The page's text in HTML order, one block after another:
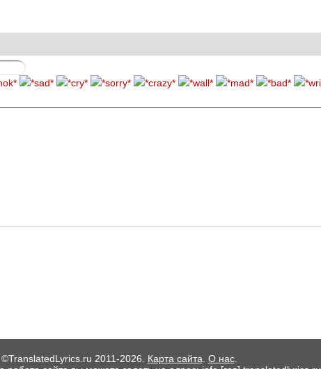
©TranslatedLyrics.ru 2011-2026. Карта сайта О нас.